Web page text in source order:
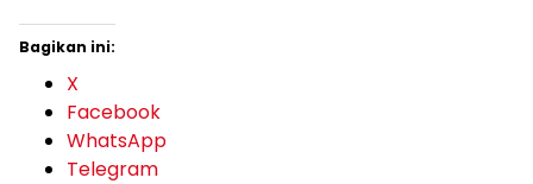
Bagikan ini:
X
Facebook
WhatsApp
Telegram